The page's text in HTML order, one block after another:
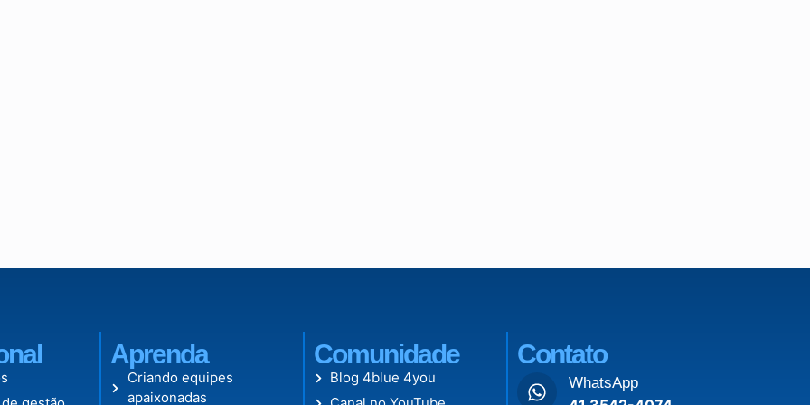
Aprenda
Criando equipes
apaixonadas
Comunidade
Blog 4blue 4you
Contato
WhatsApp